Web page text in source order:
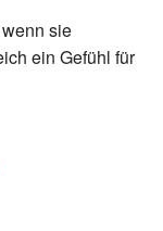
sie
ein Gefühl für